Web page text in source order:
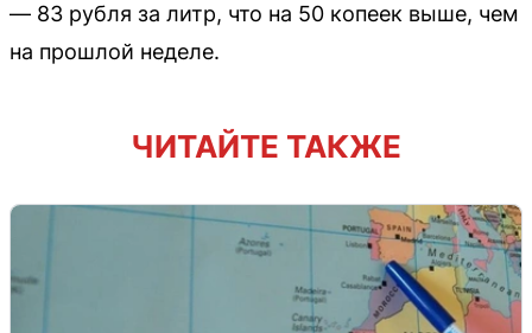
— 83 рубля за литр, что на 50 копеек выше, чем
на прошлой неделе.
ЧИТАЙТЕ ТАКЖЕ